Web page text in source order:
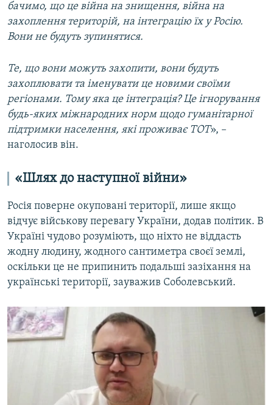
бачимо, що це війна на знищення, війна на
захоплення територій, на інтеграцію їх у Росію.
Вони не будуть зупинятися.
Те, що вони можуть захопити, вони будуть
захоплювати та іменувати це новими своїми
регіонами. Тому яка це інтеграція? Це ігнорування
будь-яких міжнародних норм щодо гуманітарної
підтримки населення, які проживає ТОТ», –
наголосив він.
«Шлях до наступної війни»
Росія поверне окуповані території, лише якщо
відчує військову перевагу України, додав політик. В
Україні чудово розуміють, що ніхто не віддасть
жодну людину, жодного сантиметра своєї землі,
оскільки це не припинить подальші зазіхання на
українські території, зауважив Соболевський.